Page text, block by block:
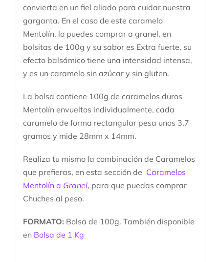
convierta en un fiel aliado para cuidar nuestra
garganta. En el caso de este caramelo
Mentolín, lo puedes comprar a granel, en
bolsitas de 100g y su sabor es Extra fuerte, su
efecto balsámico tiene una intensidad intensa,
y es un caramelo sin azúcar y sin gluten.
La bolsa contiene 100g de caramelos duros
Mentolín envueltos individualmente, cada
caramelo de forma rectangular pesa unos 3,7
gramos y mide 28mm x 14mm.
Realiza tu mismo la combinación de Caramelos
que prefieras, en esta sección de Caramelos
Mentolín a Granel, para que puedas comprar
Chuches al peso.
FORMATO: Bolsa de 100g. También disponible
en Bolsa de 1 Kg